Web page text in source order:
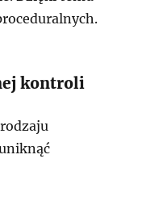
kontroli